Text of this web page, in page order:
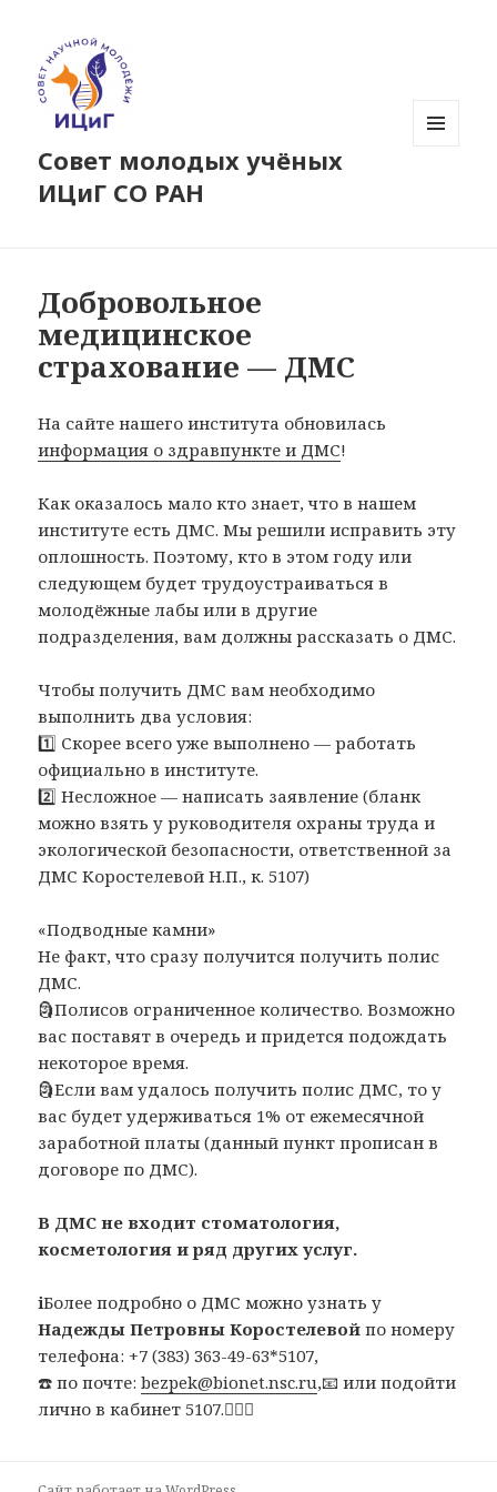
Совет молодых учёных
ИЦиГ СО РАН
Добровольное
медицинское
страхование — ДМС
На сайте нашего института обновилась
информация о здравпункте и ДМС!
Как оказалось мало кто знает, что в нашем
институте есть ДМС. Мы решили исправить эту
оплошность. Поэтому, кто в этом году или
следующем будет трудоустраиваться в
молодёжные лабы или в другие
подразделения, вам должны рассказать о ДМС.
Чтобы получить ДМС вам необходимо
выполнить два условия:
1️⃣ Скорее всего уже выполнено — работать
официально в институте.
2️⃣ Несложное — написать заявление (бланк
можно взять у руководителя охраны труда и
экологической безопасности, ответственной за
ДМС Коростелевой Н.П., к. 5107)
«Подводные камни»
Не факт, что сразу получится получить полис
ДМС.
🗿Полисов ограниченное количество. Возможно
вас поставят в очередь и придется подождать
некоторое время.
🗿Если вам удалось получить полис ДМС, то у
вас будет удерживаться 1% от ежемесячной
заработной платы (данный пункт прописан в
договоре по ДМС).
В ДМС не входит стоматология,
косметология и ряд других услуг.
ℹ️Более подробно о ДМС можно узнать у
Надежды Петровны Коростелевой по номеру
телефона: +7 (383) 363-49-63*5107,
☎️ по почте:bezpek@bionet.nsc.ru,📧 или подойти
лично в кабинет 5107.🚶🏼‍♂️